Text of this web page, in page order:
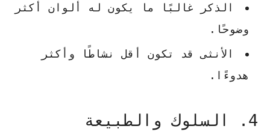
الذكر غالبًا ما يكون له ألوان أكثر
وضوحًا.
الأنثى قد تكون أقل نشاطًا وأكثر
هدوءًا.
4. السلوك والطبيعة